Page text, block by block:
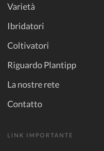
Varietà
Ibridatori
Coltivatori
Riguardo Plantipp
La nostre rete
Contatto
LINK IMPORTANTE